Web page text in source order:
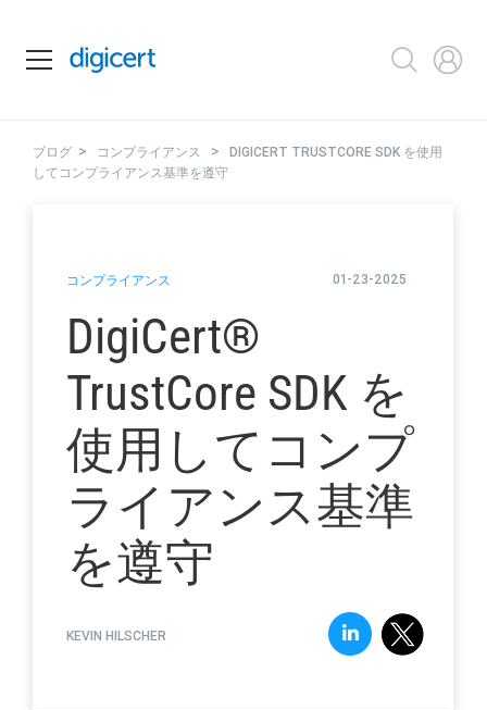
ブログ > コンプライアンス > DIGICERT TRUSTCORE SDK を使用
してコンプライアンス基準を遵守
コンプライアンス 01-23-2025
DigiCert®
TrustCore SDK を
使用してコンプ
ライアンス基準
を遵守
KEVIN HILSCHER